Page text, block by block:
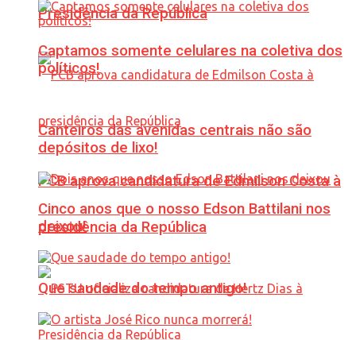
Presidência da República
PCB aprova candidatura de Edmilson Costa à
presidência da República
Captamos somente celulares na coletiva dos
políticos!
Canteiros das avenidas centrais não são
depósitos de lixo!
Cinco anos que o nosso Edson Battilani nos
deixou!
Que saudade do tempo antigo!